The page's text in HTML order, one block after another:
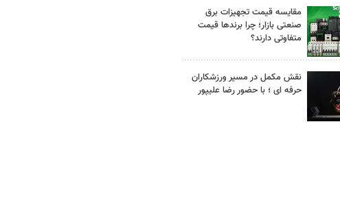
مقایسه قیمت تجهیزات برق
صنعتی بازار؛ چرا برندها قیمت
متفاوتی دارند؟
نقش مکمل در مسیر ورزشکاران
حرفه ای ؛ با حضور رضا علیپور